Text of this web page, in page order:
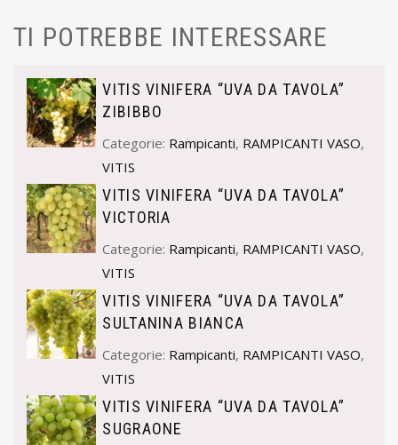
TI POTREBBE INTERESSARE
VITIS VINIFERA “UVA DA TAVOLA”
ZIBIBBO
Categorie: Rampicanti, RAMPICANTI VASO,
VITIS
VITIS VINIFERA “UVA DA TAVOLA”
VICTORIA
Categorie: Rampicanti, RAMPICANTI VASO,
VITIS
VITIS VINIFERA “UVA DA TAVOLA”
SULTANINA BIANCA
Categorie: Rampicanti, RAMPICANTI VASO,
VITIS
VITIS VINIFERA “UVA DA TAVOLA”
SUGRAONE